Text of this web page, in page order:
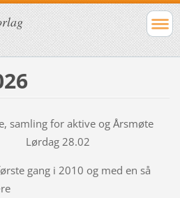
samling for aktive og Årsmøte
28.02
gang i 2010 og med en så